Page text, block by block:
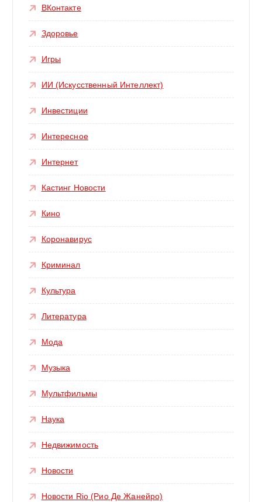
ВКонтакте
Здоровье
Игры
ИИ (Искусственный Интеллект)
Инвестиции
Интересное
Интернет
Кастинг Новости
Кино
Коронавирус
Криминал
Культура
Литература
Мода
Музыка
Мультфильмы
Наука
Недвижимость
Новости
Новости Rio (Рио Де Жанейро)